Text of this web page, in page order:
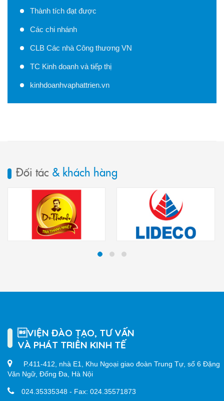
Thành tích đạt được
Các chi nhánh
CLB Các nhà Công thương VN
TC Kinh doanh và tiếp thị
kinhdoanhvaphattrien.vn
Đối tác & khách hàng
VIỆN ĐÀO TẠO, TƯ VẤN
VÀ PHÁT TRIỂN KINH TẾ
P.411-412, nhà E1, Khu Ngoại giao đoàn Trung Tự, số 6 Đặng
Văn Ngữ, Đống Đa, Hà Nội
024.35335348 - Fax: 024.35571873